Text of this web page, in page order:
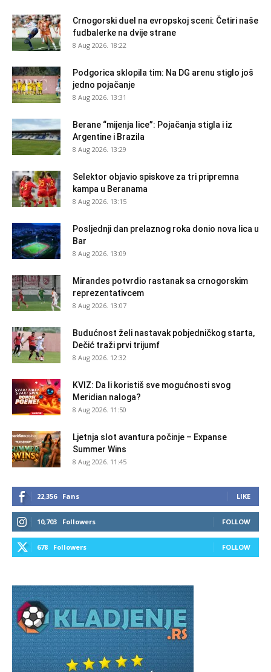
Crnogorski duel na evropskoj sceni: Četiri naše
fudbalerke na dvije strane
8 Aug 2026. 18:22
Podgorica sklopila tim: Na DG arenu stiglo još
jedno pojačanje
8 Aug 2026. 13:31
Berane “mijenja lice”: Pojačanja stigla i iz
Argentine i Brazila
8 Aug 2026. 13:29
Selektor objavio spiskove za tri pripremna
kampa u Beranama
8 Aug 2026. 13:15
Posljednji dan prelaznog roka donio nova lica u
Bar
8 Aug 2026. 13:09
Mirandes potvrdio rastanak sa crnogorskim
reprezentativcem
8 Aug 2026. 13:07
Budućnost želi nastavak pobjedničkog starta,
Dečić traži prvi trijumf
8 Aug 2026. 12:32
KVIZ: Da li koristiš sve mogućnosti svog
Meridian naloga?
8 Aug 2026. 11:50
Ljetnja slot avantura počinje – Expanse
Summer Wins
8 Aug 2026. 11:45
22,356 Fans LIKE
10,703 Followers FOLLOW
678 Followers FOLLOW